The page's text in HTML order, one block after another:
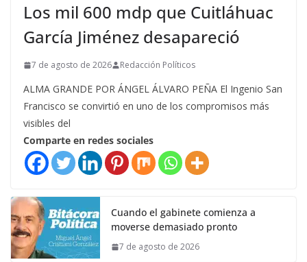
Los mil 600 mdp que Cuitláhuac
García Jiménez desapareció
7 de agosto de 2026 Redacción Políticos
ALMA GRANDE POR ÁNGEL ÁLVARO PEÑA El Ingenio San
Francisco se convirtió en uno de los compromisos más
visibles del
Comparte en redes sociales
Cuando el gabinete comienza a
moverse demasiado pronto
7 de agosto de 2026